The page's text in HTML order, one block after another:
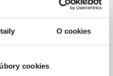
O cookies
cookies
Pravidelný